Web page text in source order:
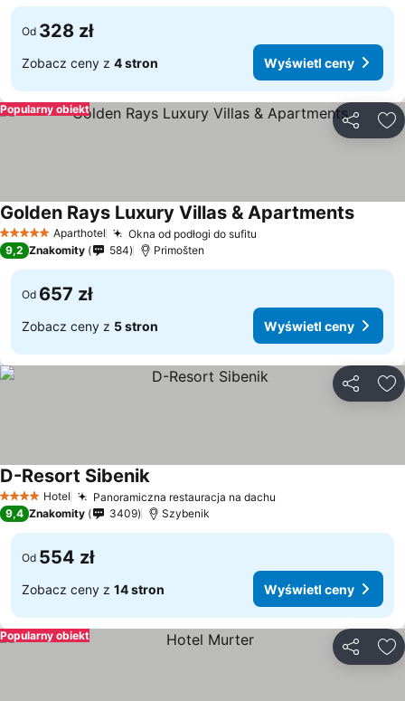
Od 328 zł
Zobacz ceny z 4 stron Wyświetl ceny
Popularny obiekt
5 KategoriaAparthotel Okna od podłogi do sufitu
Golden Rays Luxury Villas & Apartments
9,2 Znakomity 584 Primošten
Od 657 zł
Zobacz ceny z 5 stron Wyświetl ceny
4 KategoriaHotel Panoramiczna restauracja na dachu
D-Resort Sibenik
9,4 Znakomity 3409 Szybenik
Od 554 zł
Zobacz ceny z 14 stron Wyświetl ceny
Popularny obiekt